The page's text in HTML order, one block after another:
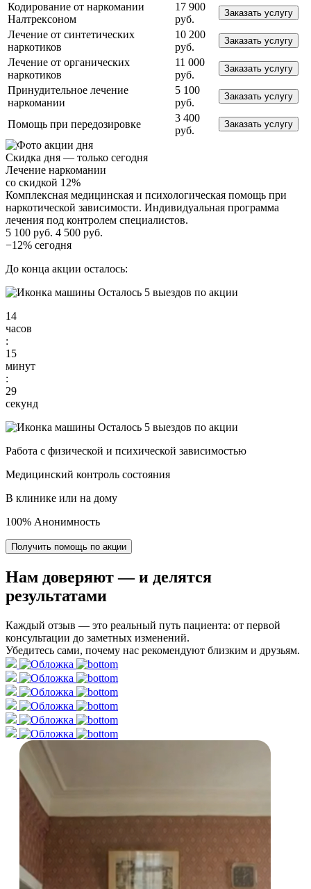
Кодирование от наркомании
Налтрексоном
17 900
руб.
Заказать услугу
Лечение от синтетических
наркотиков
10 200
руб.
Заказать услугу
Лечение от органических
наркотиков
11 000
руб.
Заказать услугу
Принудительное лечение
наркомании
5 100
руб.
Заказать услугу
Помощь при передозировке
3 400
руб.
Заказать услугу
Скидка дня — только сегодня
Лечение наркомании
со скидкой 12%
Комплексная медицинская и психологическая помощь при
наркотической зависимости. Индивидуальная программа
лечения под контролем специалистов.
5 100 руб. 4 500 руб.
−12% сегодня
До конца акции осталось:
Осталось 5 выездов по акции
14
часов
:
15
минут
:
27
секунд
Осталось 5 выездов по акции
Работа с физической и психической зависимостью
Медицинский контроль состояния
В клинике или на дому
100% Анонимность
Получить помощь по акции
Нам доверяют— и делятся
результатами
Каждый отзыв — это реальный путь пациента: от первой
консультации до заметных изменений.
Убедитесь сами, почему нас рекомендуют близким и друзьям.